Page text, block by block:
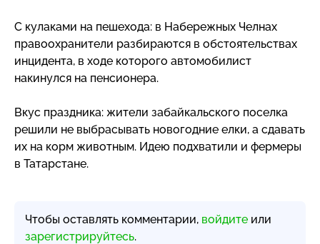
С кулаками на пешехода: в Набережных Челнах
правоохранители разбираются в обстоятельствах
инцидента, в ходе которого автомобилист
накинулся на пенсионера.
Вкус праздника: жители забайкальского поселка
решили не выбрасывать новогодние елки, а сдавать
их на корм животным. Идею подхватили и фермеры
в Татарстане.
Чтобы оставлять комментарии, войдите или
зарегистрируйтесь.